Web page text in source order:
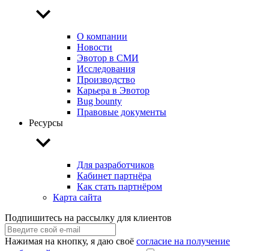
О компании
Новости
Эвотор в СМИ
Исследования
Производство
Карьера в Эвотор
Bug bounty
Правовые документы
Ресурсы
Для разработчиков
Кабинет партнёра
Как стать партнёром
Карта сайта
Подпишитесь на рассылку для клиентов
Нажимая на кнопку, я даю своё согласие на получение